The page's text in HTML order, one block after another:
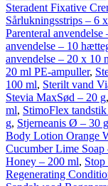
Steradent Fixative
Sårlukningsstrips – 6
Parenteral
anvendelse – 10
anvendelse – 20 x 10
20 ml PE-ampuller,
100 ml, Sterilt vand
Stevia MaxSød – 20 g,
ml, StimoFlex
g, Stjerneanis Ø – 30
Body Lotion Orange
Cucumber Lime Soap
Honey – 200 ml,
Regenerating